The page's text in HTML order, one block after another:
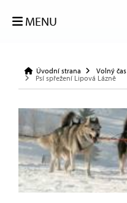
MENU
Úvodní strana Volný čas
Psí spřežení Lipová Lázně